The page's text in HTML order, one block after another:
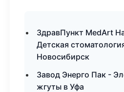
ЗдравПункт MedArt
Детская
Новосибирск
Завод Энерго Пак -
жгуты в Уфа